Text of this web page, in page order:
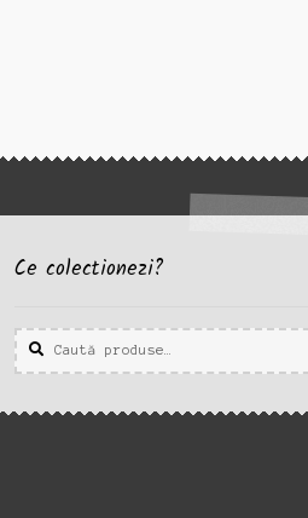
Ce colectionezi?
Caută
după:
Caută